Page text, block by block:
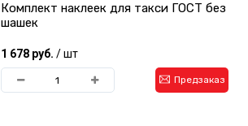
Комплект наклеек для такси ГОСТ без
шашек
1 678 руб. / шт
Предзаказ